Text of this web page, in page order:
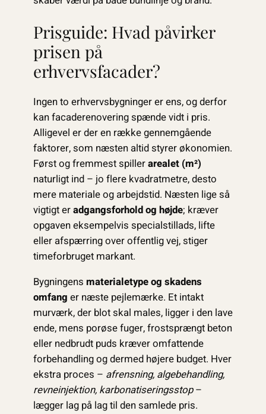
Prisguide: Hvad påvirker
prisen på
erhvervsfacader?
Ingen to erhvervsbygninger er ens, og derfor
kan facaderenovering spænde vidt i pris.
Alligevel er der en række gennemgående
faktorer, som næsten altid styrer økonomien.
Først og fremmest spillerarealet (m²)
naturligt ind – jo flere kvadratmetre, desto
mere materiale og arbejdstid. Næsten lige så
vigtigt eradgangsforhold og højde; kræver
opgaven eksempelvis special­stillads, lifte
eller afspærring over offentlig vej, stiger
timeforbruget markant.
Bygningens materialetype og skadens
omfang er næste pejlemærke. Et intakt
murværk, der blot skal males, ligger i den lave
ende, mens porøse fuger, frostsprængt beton
eller nedbrudt puds kræver omfattende
forbehandling og dermed højere budget. Hver
ekstra proces – afrensning, algebehandling,
revne­injektion, karbonatiseringsstop–
lægger lag på lag til den samlede pris.